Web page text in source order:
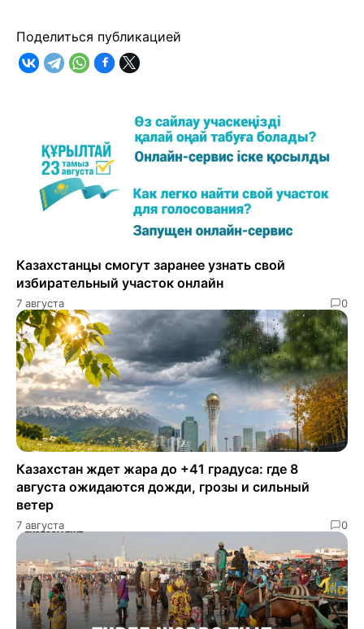
Поделиться публикацией
Казахстанцы смогут заранее узнать свой
избирательный участок онлайн
7 августа 0
Казахстан ждет жара до +41 градуса: где 8
августа ожидаются дожди, грозы и сильный
ветер
7 августа 0